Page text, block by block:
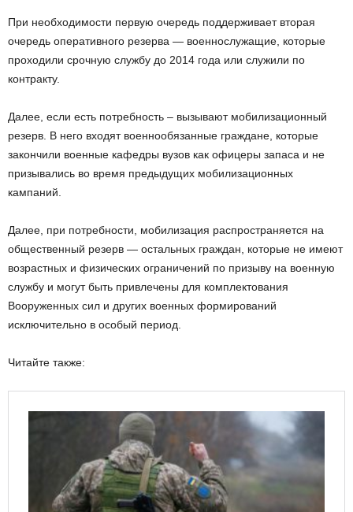
При необходимости первую очередь поддерживает вторая
очередь оперативного резерва — военнослужащие, которые
проходили срочную службу до 2014 года или служили по
контракту.
Далее, если есть потребность – вызывают мобилизационный
резерв. В него входят военнообязанные граждане, которые
закончили военные кафедры вузов как офицеры запаса и не
призывались во время предыдущих мобилизационных
кампаний.
Далее, при потребности, мобилизация распространяется на
общественный резерв — остальных граждан, которые не имеют
возрастных и физических ограничений по призыву на военную
службу и могут быть привлечены для комплектования
Вооруженных сил и других военных формирований
исключительно в особый период.
Читайте также: